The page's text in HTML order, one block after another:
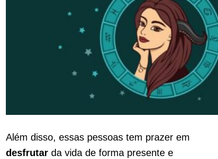
Além disso, essas pessoas tem prazer em
desfrutar da vida de forma presente e